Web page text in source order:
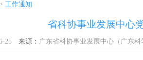
> 工作通知
省科协事业发展中心
25 来源： 广东省科协事业发展中心（广东科